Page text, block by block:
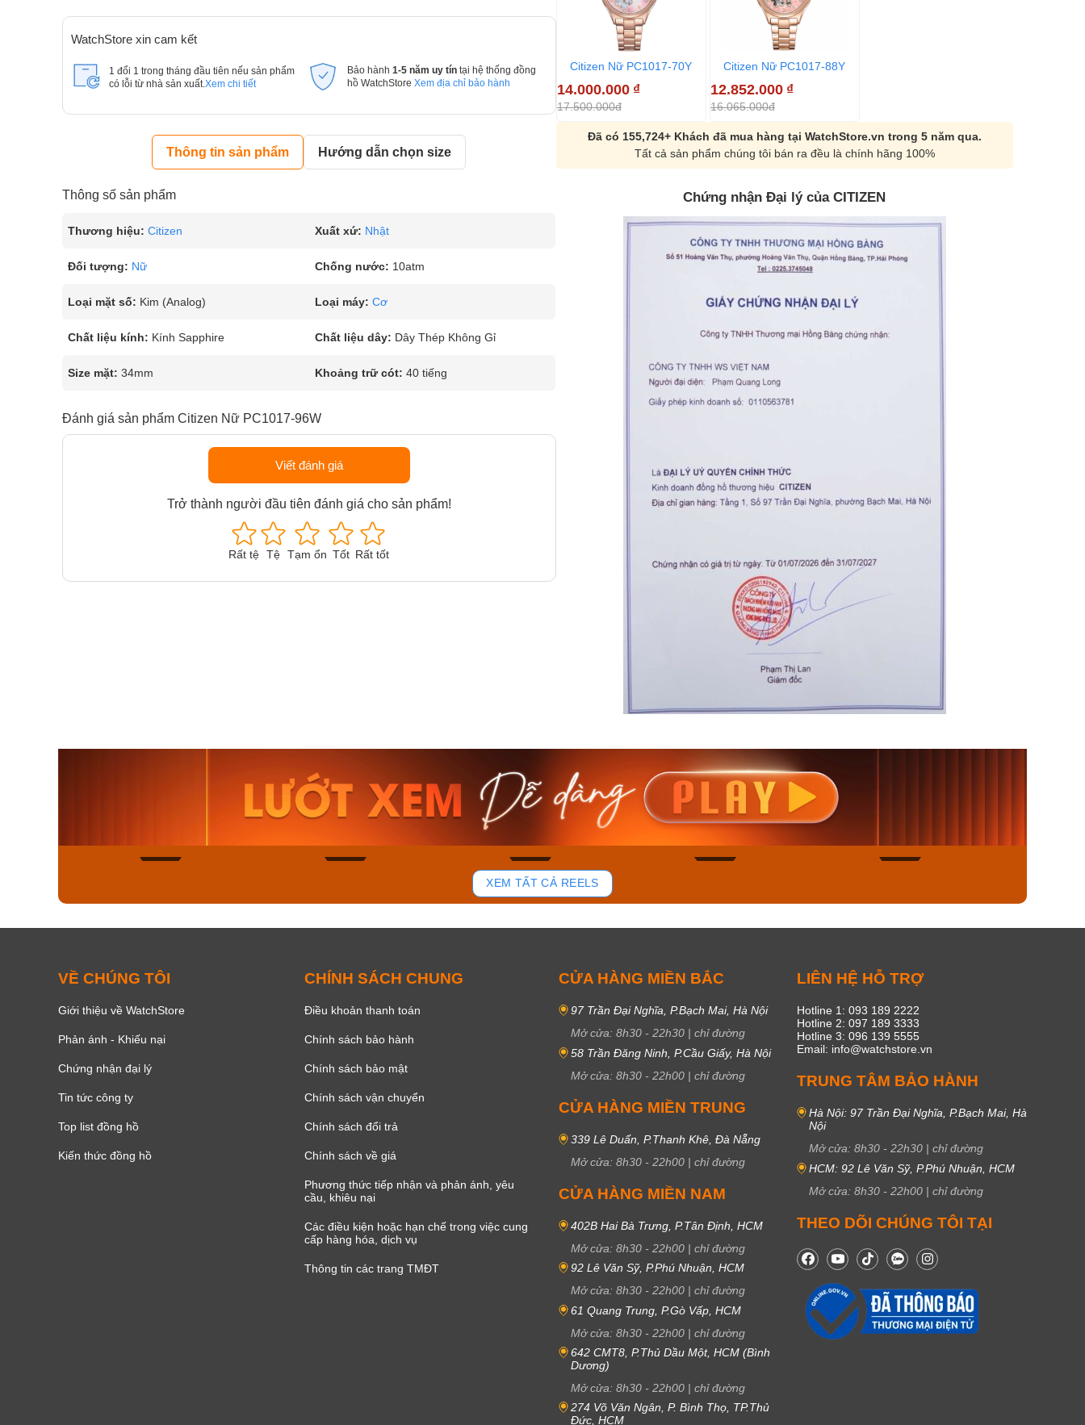
WatchStore xin cam kết
1 đổi 1 trong tháng đầu tiên nếu sản phẩm
có lỗi từ nhà sản xuất. Xem chi tiết
Bảo hành 1-5 năm uy tín tại hệ thống đồng
hồ WatchStore Xem địa chỉ bảo hành
Thông tin sản phẩm Hướng dẫn chọn size
Thông số sản phẩm
Thương hiệu: Citizen Xuất xứ: Nhật
Đối tượng: Nữ Chống nước: 10atm
Loại mặt số: Kim (Analog) Loại máy: Cơ
Chất liệu kính: Kính Sapphire Chất liệu dây: Dây Thép Không Gỉ
Size mặt: 34mm Khoảng trữ cót: 40 tiếng
Đánh giá sản phẩm Citizen Nữ PC1017-96W
Viết đánh giá
Trở thành người đầu tiên đánh giá cho sản phẩm!
Rất tệ Tệ Tạm ổn Tốt Rất tốt
Citizen Nữ PC1017-70Y
14.000.000 ₫
17.500.000đ
Citizen Nữ PC1017-88Y
12.852.000 ₫
16.065.000đ
Đã có 155,724+ Khách đã mua hàng tại WatchStore.vn trong 5 năm qua.
Tất cả sản phẩm chúng tôi bán ra đều là chính hãng 100%
Chứng nhận Đại lý của CITIZEN
Casio Nam MTS-
115D-1AVDF
2.823.000₫
2.399.550₫
Mua ngay
51
Casio Nam MTS-
RS100L-1AVDF
4.276.000₫
3.634.600₫
Casio Unisex AQ-
230EL-1ADF
2.117.000₫
1.799.450₫
Mua ngay
XEM TẤT CẢ REELS
VỀ CHÚNG TÔI
Giới thiệu về WatchStore
Phản ánh - Khiếu nại
Chứng nhận đại lý
Tin tức công ty
Top list đồng hồ
Kiến thức đồng hồ
CHÍNH SÁCH CHUNG
Điều khoản thanh toán
Chính sách bảo hành
Chính sách bảo mật
Chính sách vận chuyển
Chính sách đổi trả
Chính sách về giá
Phương thức tiếp nhận và phản ánh, yêu
cầu, khiêu nại
Các điều kiện hoặc hạn chế trong việc cung
cấp hàng hóa, dịch vụ
Thông tin các trang TMĐT
CỬA HÀNG MIỀN BẮC
97 Trần Đại Nghĩa, P.Bạch Mai, Hà Nội
Mở cửa: 8h30 - 22h30 | chỉ đường
58 Trần Đăng Ninh, P.Cầu Giấy, Hà Nội
Mở cửa: 8h30 - 22h00 | chỉ đường
CỬA HÀNG MIỀN TRUNG
339 Lê Duẩn, P.Thanh Khê, Đà Nẵng
Mở cửa: 8h30 - 22h00 | chỉ đường
CỬA HÀNG MIỀN NAM
402B Hai Bà Trưng, P.Tân Định, HCM
Mở cửa: 8h30 - 22h00 | chỉ đường
92 Lê Văn Sỹ, P.Phú Nhuận, HCM
Mở cửa: 8h30 - 22h00 | chỉ đường
61 Quang Trung, P.Gò Vấp, HCM
Mở cửa: 8h30 - 22h00 | chỉ đường
642 CMT8, P.Thủ Dầu Một, HCM (Bình
Dương)
Mở cửa: 8h30 - 22h00 | chỉ đường
274 Võ Văn Ngân, P. Bình Thọ, TP.Thủ
Đức, HCM
LIÊN HỆ HỖ TRỢ
Hotline 1: 093 189 2222
Hotline 2: 097 189 3333
Hotline 3: 096 139 5555
Email: info@watchstore.vn
TRUNG TÂM BẢO HÀNH
Hà Nội: 97 Trần Đại Nghĩa, P.Bạch Mai, Hà
Nội
Mở cửa: 8h30 - 22h30 | chỉ đường
HCM: 92 Lê Văn Sỹ, P.Phú Nhuận, HCM
Mở cửa: 8h30 - 22h00 | chỉ đường
THEO DÕI CHÚNG TÔI TẠI